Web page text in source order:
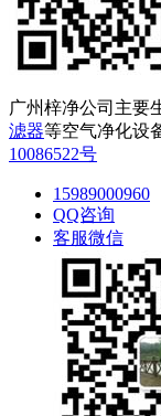
广州梓净公司主要
滤器等空气净化设
10086522号
15989000960
QQ咨询
客服微信